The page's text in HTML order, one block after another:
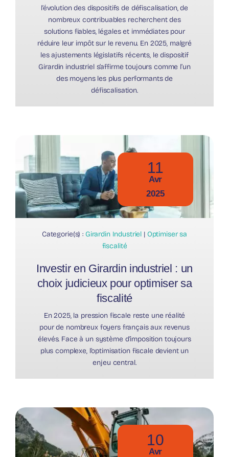
l’évolution des dispositifs de défiscalisation, de
nombreux contribuables recherchent des
solutions fiables, légales et immédiates pour
réduire leur impôt sur le revenu. En 2025, malgré
les ajustements législatifs récents, le dispositif
Girardin industriel s’affirme toujours comme l’un
des moyens les plus performants de
défiscalisation.
11
Avr
2025
Categorie(s) : Girardin Industriel | Optimiser sa
fiscalité
Investir en Girardin industriel : un
choix judicieux pour optimiser sa
fiscalité
En 2025, la pression fiscale reste une réalité
pour de nombreux foyers français aux revenus
élevés. Face à un système d’imposition toujours
plus complexe, l’optimisation fiscale devient un
enjeu central.
10
Avr